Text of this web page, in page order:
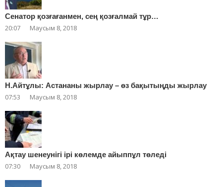
Сенатор қозғағанмен, сең қозғалмай тұр…
20:07 Маусым 8, 2018
Н.Айтұлы: Астананы жырлау – өз бақытыңды жырлау
07:53 Маусым 8, 2018
Ақтау шенеунігі ірі көлемде айыппұл төледі
07:30 Маусым 8, 2018